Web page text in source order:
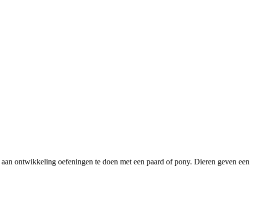
ontwikkeling oefeningen te doen met een paard of pony. Dieren geven een